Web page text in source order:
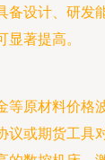
备设计、研发
著提高。
等原材料价格
或期货工具